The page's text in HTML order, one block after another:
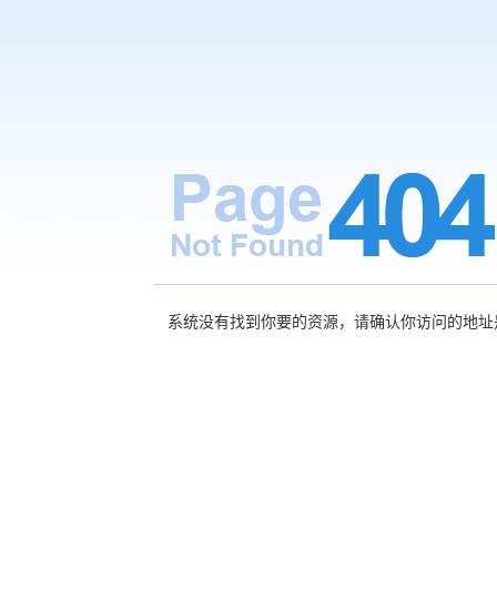
系统没有找到你要的资源，请确认你访问的地